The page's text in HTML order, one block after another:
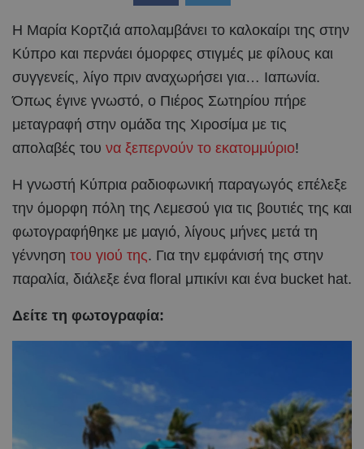
Η Μαρία Κορτζιά απολαμβάνει το καλοκαίρι της στην
Κύπρο και περνάει όμορφες στιγμές με φίλους και
συγγενείς, λίγο πριν αναχωρήσει για… Ιαπωνία.
Όπως έγινε γνωστό, o Πιέρος Σωτηρίου πήρε
μεταγραφή στην ομάδα της Χιροσίμα με τις
απολαβές του να ξεπερνούν το εκατομμύριο!
Η γνωστή Κύπρια ραδιοφωνική παραγωγός επέλεξε
την όμορφη πόλη της Λεμεσού για τις βουτιές της και
φωτογραφήθηκε με μαγιό, λίγους μήνες μετά τη
γέννηση του γιού της. Για την εμφάνισή της στην
παραλία, διάλεξε ένα floral μπικίνι και ένα bucket hat.
Δείτε τη φωτογραφία: